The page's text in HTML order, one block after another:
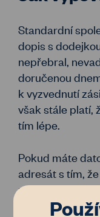
Standardní
dopis s
nepřebral,
doručenou
k vyzvednutí
však stále platí,
tím lépe.
Pokud máte
adresát s tím,
můžete odeslat
adresát má